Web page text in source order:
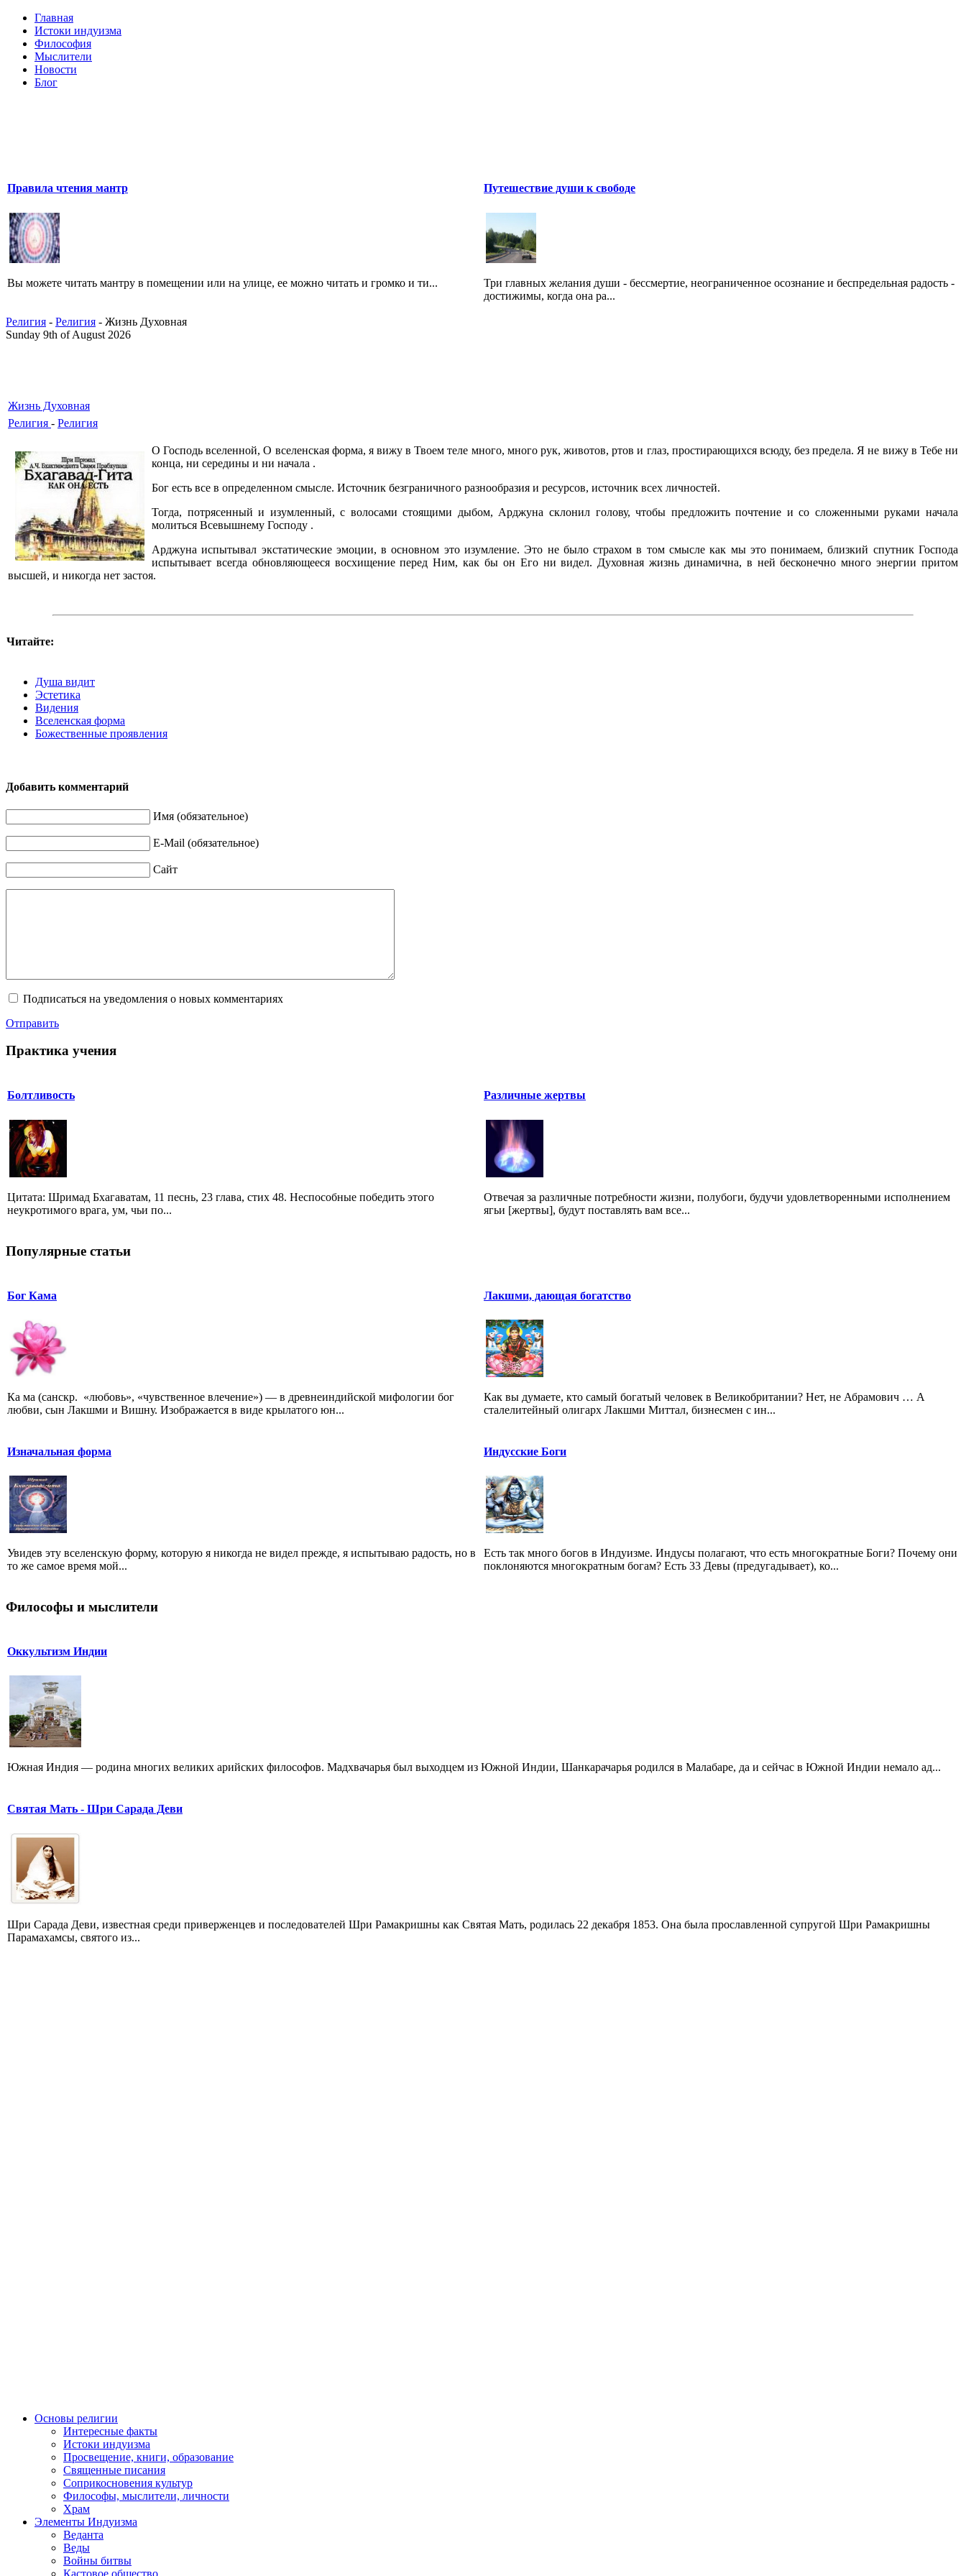
Главная
Истоки индуизма
Философия
Мыслители
Новости
Блог
Правила чтения мантр
Вы можете читать мантру в помещении или на улице, ее можно читать и громко и ти...
Путешествие души к свободе
Три главных желания души - бессмертие, неограниченное осознание и беспредельная радость -
достижимы, когда она ра...
Религия - Религия - Жизнь Духовная
Sunday 9th of August 2026
Жизнь Духовная
Религия - Религия
O Господь вселенной, O вселенская форма, я вижу в Твоем теле много, много рук, животов, ртов и глаз, простирающихся всюду, без предела. Я не вижу в Тебе ни
конца, ни середины и ни начала .
Бог есть все в определенном смысле. Источник безграничного разнообразия и ресурсов, источник всех личностей.
Тогда, потрясенный и изумленный, с волосами стоящими дыбом, Арджуна склонил голову, чтобы предложить почтение и со сложенными руками начала
молиться Всевышнему Господу .
Арджуна испытывал экстатические эмоции, в основном это изумление. Это не было страхом в том смысле как мы это понимаем, близкий спутник Господа
испытывает всегда обновляющееся восхищение перед Ним, как бы он Его ни видел. Духовная жизнь динамична, в ней бесконечно много энергии притом
высшей, и никогда нет застоя.
Читайте:
Душа видит
Эстетика
Видения
Вселенская форма
Божественные проявления
Добавить комментарий
Имя (обязательное)
E-Mail (обязательное)
Сайт
Подписаться на уведомления о новых комментариях
Отправить
Практика учения
Болтливость
Цитата: Шримад Бхагаватам, 11 песнь, 23 глава, стих 48. Неспособные победить этого
неукротимого врага, ум, чьи по...
Различные жертвы
Отвечая за различные потребности жизни, полубоги, будучи удовлетворенными исполнением
ягьи [жертвы], будут поставлять вам все...
Популярные статьи
Бог Кама
Ка ма (санскр. «любовь», «чувственное влечение») — в древнеиндийской мифологии бог
любви, сын Лакшми и Вишну. Изображается в виде крылатого юн...
Лакшми, дающая богатство
Как вы думаете, кто самый богатый человек в Великобритании? Нет, не Абрамович … А
сталелитейный олигарх Лакшми Миттал, бизнесмен с ин...
Изначальная форма
Увидев эту вселенскую форму, которую я никогда не видел прежде, я испытываю радость, но в
то же самое время мой...
Индусские Боги
Есть так много богов в Индуизме. Индусы полагают, что есть многократные Боги? Почему они
поклоняются многократным богам? Есть 33 Девы (предугадывает), ко...
Философы и мыслители
Оккультизм Индии
Южная Индия — родина многих великих арийских философов. Мадхвачарья был выходцем из Южной Индии, Шанкарачарья родился в Малабаре, да и сейчас в Южной Индии немало ад...
Святая Мать - Шри Сарада Деви
Шри Сарада Деви, известная среди приверженцев и последователей Шри Рамакришны как Святая Мать, родилась 22 декабря 1853. Она была прославленной супругой Шри Рамакришны
Парамахамсы, святого из...
Основы религии
Интересные факты
Истоки индуизма
Просвещение, книги, образование
Священные писания
Соприкосновения культур
Философы, мыслители, личности
Храм
Элементы Индуизма
Веданта
Веды
Войны битвы
Кастовое общество